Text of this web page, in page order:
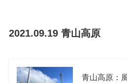
2021.09.19 青山高原
青山高原：